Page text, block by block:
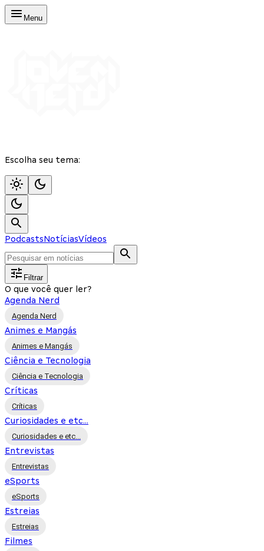
Menu
Escolha seu tema:
PodcastsNotíciasVídeos
Filtrar
O que você quer ler?
Agenda Nerd
Agenda Nerd
Animes e Mangás
Animes e Mangás
Ciência e Tecnologia
Ciência e Tecnologia
Críticas
Críticas
Curiosidades e etc...
Curiosidades e etc...
Entrevistas
Entrevistas
eSports
eSports
Estreias
Estreias
Filmes